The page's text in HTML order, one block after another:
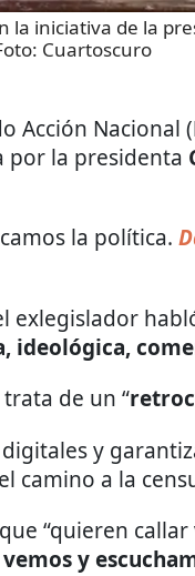
la iniciativa de la
Cuartoscuro
Acción Nacional (
por la presidenta
la política.
exlegislador
ideológica,
de un “
y
camino a la
“quieren
y